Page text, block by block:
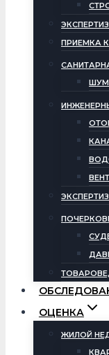
ПРИЕМКА
ОЦЕНКА
ЖИЛОЙ